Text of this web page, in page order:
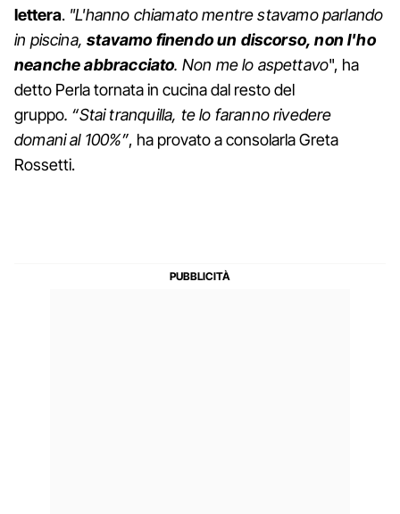
lettera. "L'hanno chiamato mentre stavamo parlando
in piscina,stavamo finendo un discorso, non l'ho
neanche abbracciato. Non me lo aspettavo", ha
detto Perla tornata in cucina dal resto del
gruppo. “Stai tranquilla, te lo faranno rivedere
domani al 100%”, ha provato a consolarla Greta
Rossetti.